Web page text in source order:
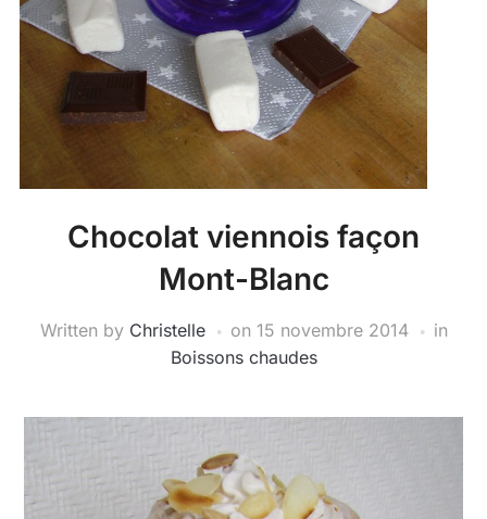
Chocolat viennois façon
Mont-Blanc
Written by Christelle on 15 novembre 2014
in
Boissons chaudes